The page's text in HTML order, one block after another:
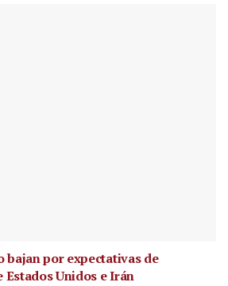
bajan por expectativas de
Unidos e Irán